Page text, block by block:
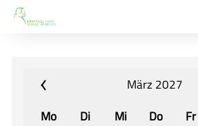
Neu hier?
Für Eltern und Schüler
März 2027
Mo
Di Mi Do Fr